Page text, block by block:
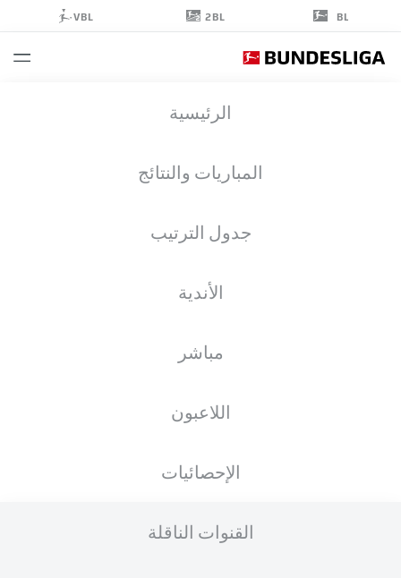
BL
2BL
VBL
الرئيسية
المباريات والنتائج
جدول الترتيب
الأندية
مباشر
اللاعبون
الإحصائيات
القنوات الناقلة
11.04.1981